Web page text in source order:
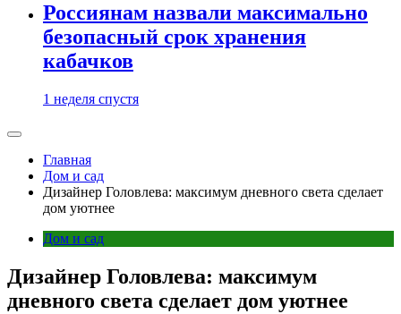
Россиянам назвали максимально
безопасный срок хранения
кабачков
1 неделя спустя
Главная
Дом и сад
Дизайнер Головлева: максимум дневного света сделает
дом уютнее
Дом и сад
Дизайнер Головлева: максимум
дневного света сделает дом уютнее